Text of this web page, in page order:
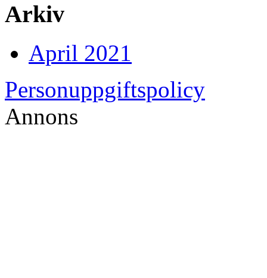
Arkiv
April 2021
Personuppgiftspolicy
Annons